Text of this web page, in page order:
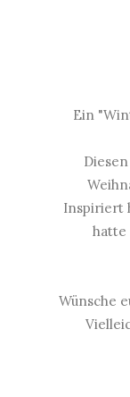
Ein
Inspiriert
hatte
Wünsche